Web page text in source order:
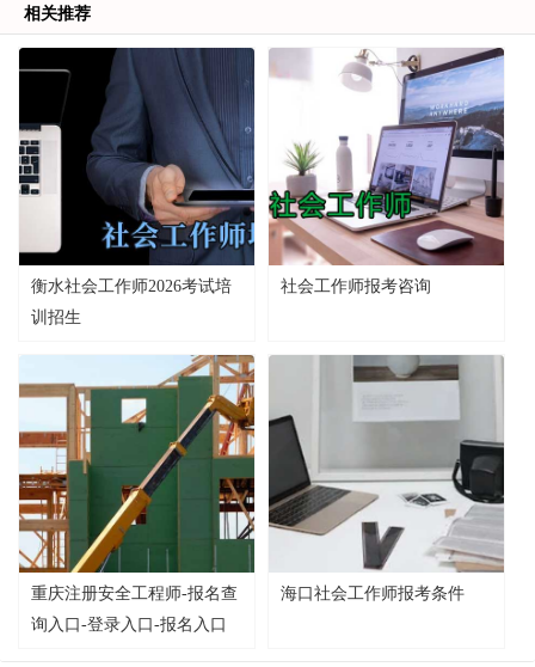
相关推荐
衡水社会工作师2026考试培
训招生
社会工作师报考咨询
重庆注册安全工程师-报名查
询入口-登录入口-报名入口
海口社会工作师报考条件